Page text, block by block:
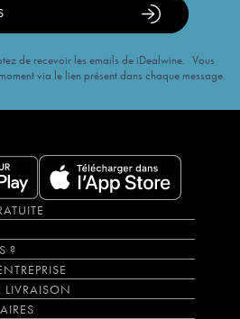
de recevoir les emails de iDealwine. Vous
via le lien présent dans chaque message.
?
LIVRAISON